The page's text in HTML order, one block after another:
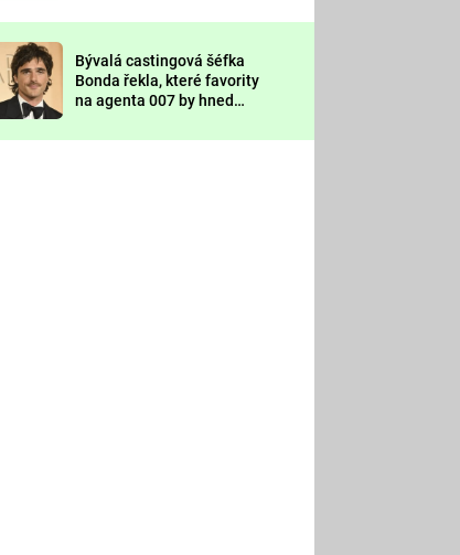
Prima LAJK
Sledujte nás
Bývalá castingová šéfka
Bonda řekla, které favority
na agenta 007 by hned